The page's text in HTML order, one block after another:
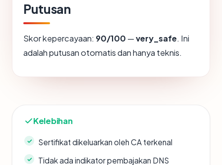
Putusan
Skor kepercayaan: 90/100 —very_safe. Ini
adalah putusan otomatis dan hanya teknis.
Kelebihan
Sertifikat dikeluarkan oleh CA terkenal
Tidak ada indikator pembajakan DNS